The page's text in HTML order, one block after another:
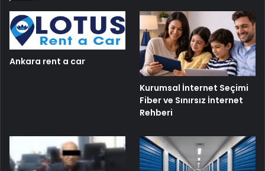
Ankara rent a car
Kurumsal İnternet Seçimi
Fiber ve Sınırsız İnternet
Rehberi